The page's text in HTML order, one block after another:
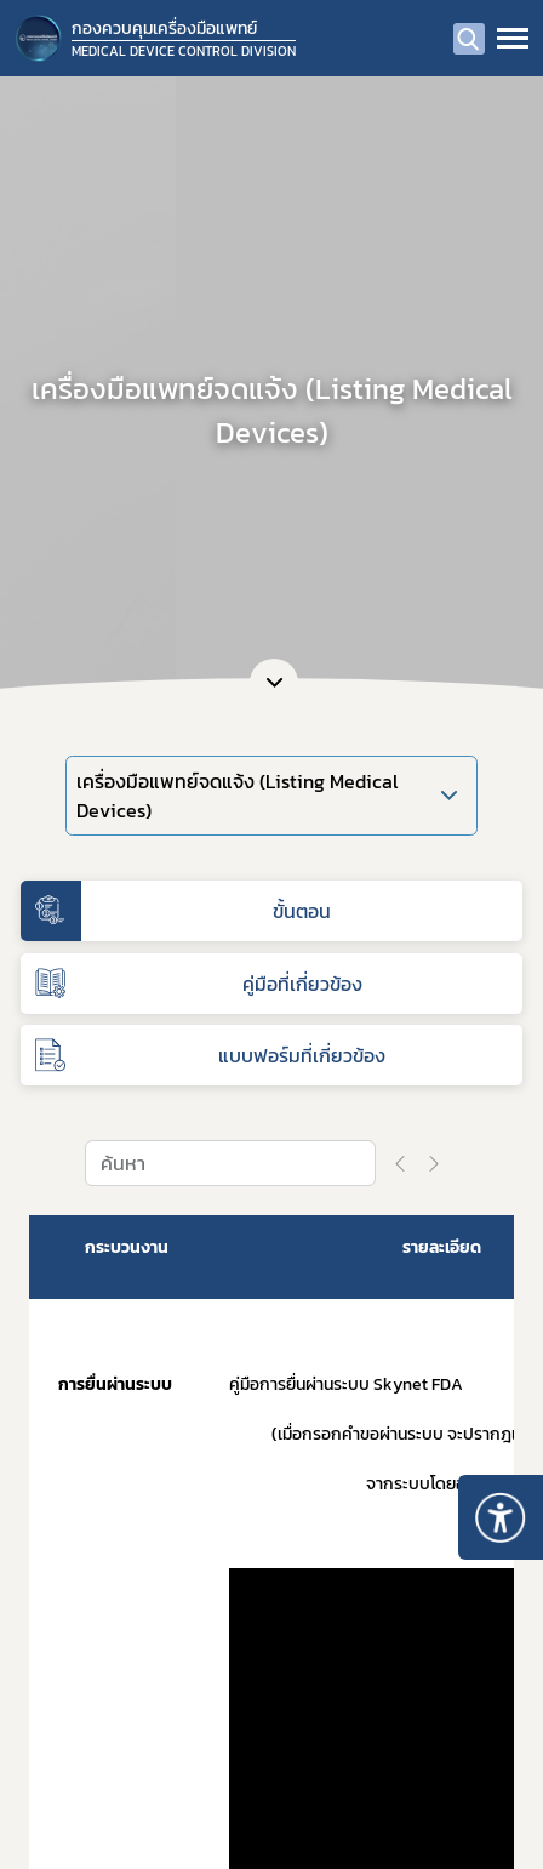
กองควบคุมเครื่องมือแพทย์
MEDICAL DEVICE CONTROL DIVISION
เครื่องมือแพทย์จดแจ้ง (Listing Medical
Devices)
เครื่องมือแพทย์จดแจ้ง (Listing Medical
Devices)
ขั้นตอน
คู่มือที่เกี่ยวข้อง
แบบฟอร์มที่เกี่ยวข้อง
กระบวนงาน รายละเอียด
การยื่นผ่านระบบ
คู่มือการยื่นผ่านระบบ Skynet FDA
(เมื่อกรอกคำขอผ่านระบบ จะปรากฎแบบ
จากระบบโดยอัตโนมัติ)